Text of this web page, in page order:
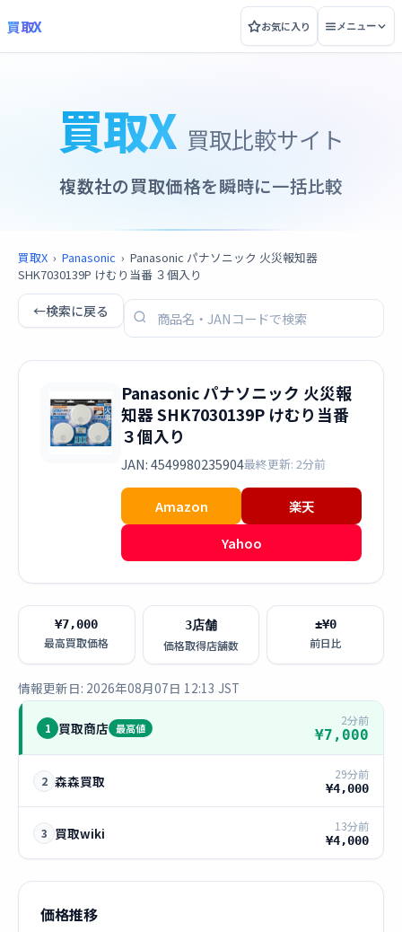
買取X お気に入り メニュー
買取X 買取比較サイト
複数社の買取価格を瞬時に一括比較
買取X › Panasonic › Panasonic パナソニック 火災報知器
SHK7030139P けむり当番 ３個入り
←検索に戻る
Panasonic パナソニック 火災報
知器 SHK7030139P けむり当番
３個入り
JAN: 4549980235904最終更新: 2分前
Amazon
楽天
Yahoo
¥7,000
最高買取価格
3店舗
価格取得店舗数
±¥0
前日比
情報更新日: 2026年08月07日 12:13 JST
1 買取商店 最高値
2分前
¥7,000
2 森森買取 29分前
¥4,000
3 買取wiki 13分前
¥4,000
価格推移